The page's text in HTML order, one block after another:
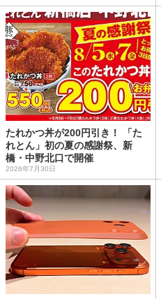
たれかつ丼が200円引き！ 「た
れとん」初の夏の感謝祭、新
橋・中野北口で開催
2026年7月30日